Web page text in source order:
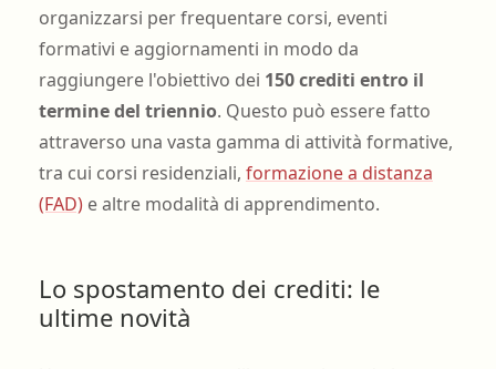
organizzarsi per frequentare corsi, eventi
formativi e aggiornamenti in modo da
raggiungere l'obiettivo dei 150 crediti entro il
termine del triennio. Questo può essere fatto
attraverso una vasta gamma di attività formative,
tra cui corsi residenziali, formazione a distanza
(FAD)e altre modalità di apprendimento.
Lo spostamento dei crediti: le
ultime novità